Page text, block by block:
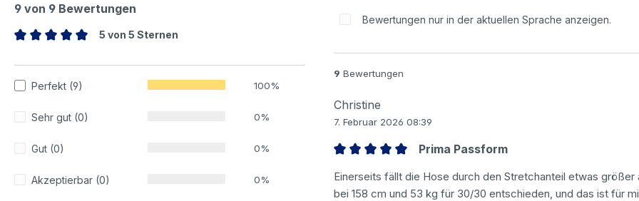
9 von 9 Bewertungen
5 von 5 Sternen
Perfekt (9) 100%
Sehr gut (0) 0%
Gut (0) 0%
Akzeptierbar (0) 0%
Bewertungen nur in der aktuellen Sprache anzeigen.
9 Bewertungen
Christine
7. Februar 2026 08:39
Prima Passform
Einerseits fällt die Hose durch den Stretchanteil etwas
bei 158 cm und 53 kg für 30/30 entschieden, und das ist für